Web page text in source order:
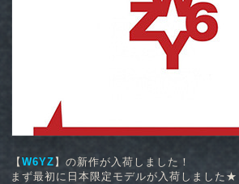
【W6YZ 】の新作が入荷しました！
まず最初に日本限定モデルが入荷しました★